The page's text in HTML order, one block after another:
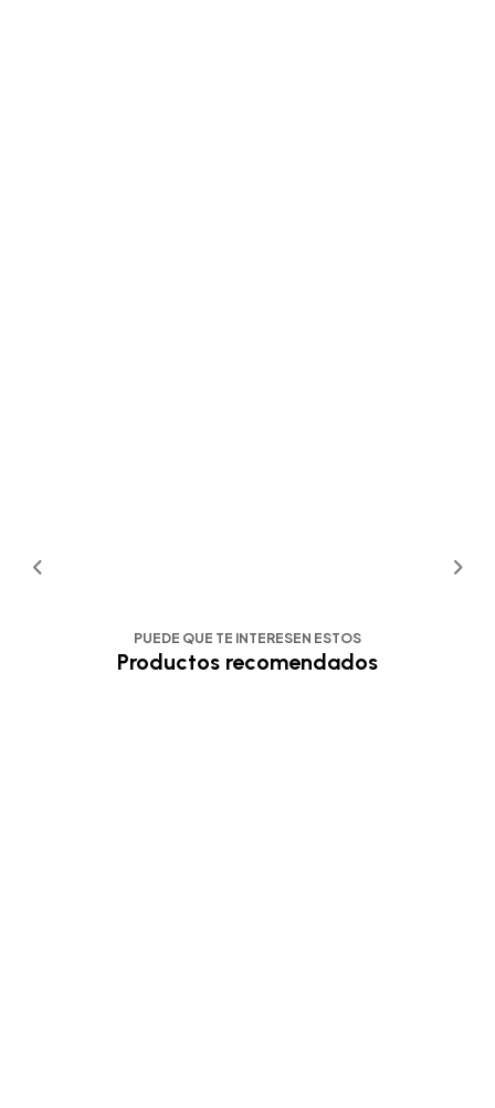
PUEDE QUE TE INTERESEN ESTOS
Productos recomendados